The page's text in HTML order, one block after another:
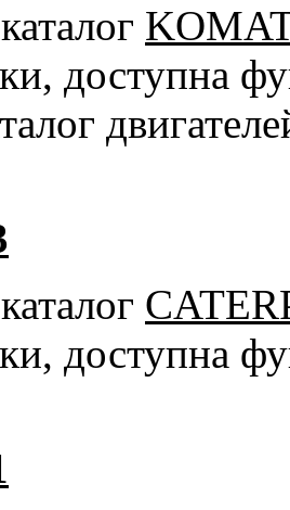
доступна
доступна